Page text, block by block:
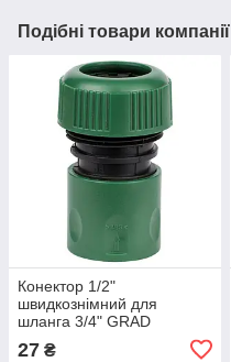
Подібні товари компанії
Конектор 1/2"
швидкознімний для
шланга 3/4" GRAD
27 ₴